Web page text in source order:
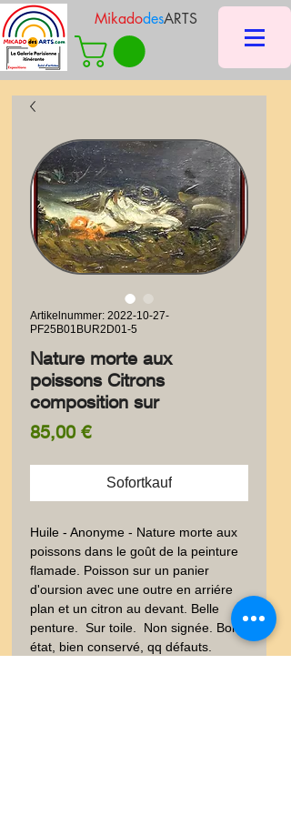
MikadodesARTS
Artikelnummer: 2022-10-27-
PF25B01BUR2D01-5
Nature morte aux
poissons Citrons
composition sur
85,00 €Preis
Sofortkauf
Huile - Anonyme - Nature morte aux
poissons dans le goût de la peinture
flamade. Poisson sur un panier
d'oursion avec une outre en arriére
plan et un citron au devant. Belle
penture.  Sur toile.  Non signée. Bon
état, bien conservé, qq défauts.